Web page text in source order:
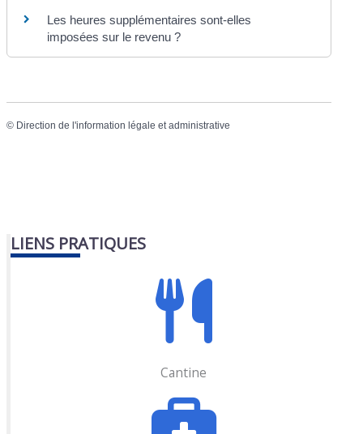
Les heures supplémentaires sont-elles
imposées sur le revenu ?
© Direction de l'information légale et administrative
LIENS PRATIQUES
Cantine